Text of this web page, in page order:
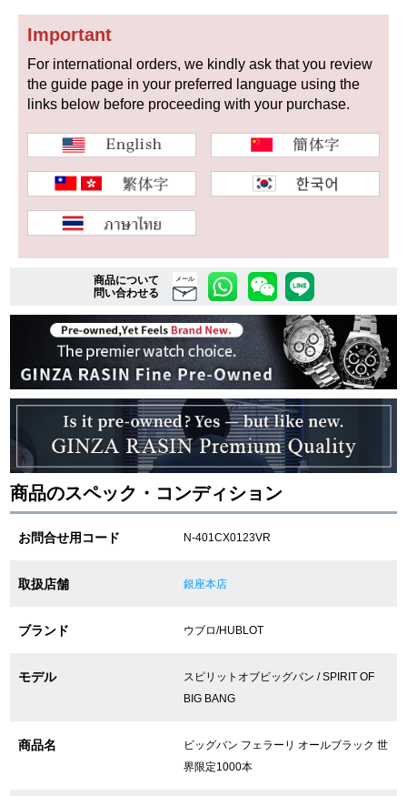
コンスタンタン
商品の状態から探す
中古品 アンティーク品
WEB限定品
複数条件で商品を絞り込む
詳細検索はこちら
ご利用ガイド
GINZA RASINのプレミアムクオリティについて
送料・お支払方法
ショッピングローンの流れ
ショップサービス
保証・アフターサービス
Important
For international orders, we kindly ask that you review
the guide page in your preferred language using the
links below before proceeding with your purchase.
商品について
問い合わせる
メール
商品のスペック・コンディション
お問合せ用コード N-401CX0123VR
取扱店舗 銀座本店
ブランド ウブロ/HUBLOT
モデル
スピリットオブビッグバン / SPIRIT OF
BIG BANG
商品名
ビッグバン フェラーリ オールブラック 世
界限定1000本